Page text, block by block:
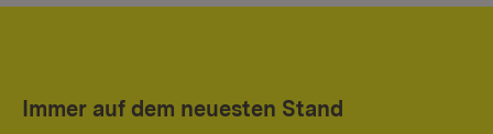
Immer auf dem neuesten Stand